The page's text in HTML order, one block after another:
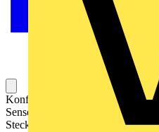
Konfektionierte Sensor-Aktor-
Sensoren oder Aktoren und zur
Steckverbinder sind angespritzt